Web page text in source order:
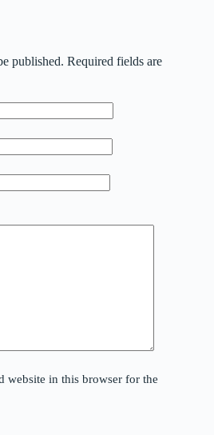
published. Required fields are
website in this browser for the